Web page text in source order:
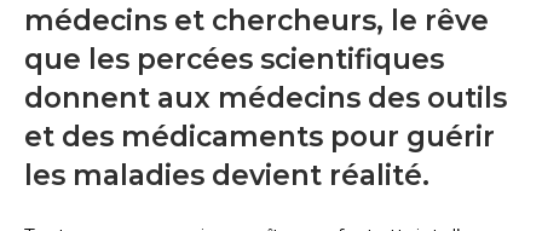
médecins et chercheurs, le rêve
que les percées scientifiques
donnent aux médecins des outils
et des médicaments pour guérir
les maladies devient réalité.